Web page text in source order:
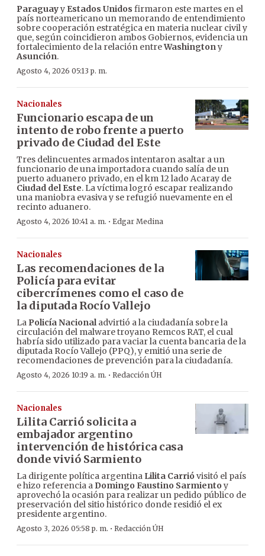
Paraguayy Estados Unidos firmaron este martes en el
país norteamericano un memorando de entendimiento
sobre cooperación estratégica en materia nuclear civil y
que, según coincidieron ambos Gobiernos, evidencia un
fortalecimiento de la relación entreWashingtony
Asunción.
Agosto 4, 2026 05:13 p. m.
Nacionales
Funcionario escapa de un
intento de robo frente a puerto
privado de Ciudad del Este
Tres delincuentes armados intentaron asaltar a un
funcionario de una importadora cuando salía de un
puerto aduanero privado, en el km 12 lado Acaray de
Ciudad del Este. La víctima logró escapar realizando
una maniobra evasiva y se refugió nuevamente en el
recinto aduanero.
Agosto 4, 2026 10:41 a. m. · Edgar Medina
Nacionales
Las recomendaciones de la
Policía para evitar
cibercrímenes como el caso de
la diputada Rocío Vallejo
La Policía Nacionaladvirtió a la ciudadanía sobre la
circulación del malware troyano Remcos RAT, el cual
habría sido utilizado para vaciar la cuenta bancaria de la
diputada Rocío Vallejo (PPQ), y emitió una serie de
recomendaciones de prevención para la ciudadanía.
Agosto 4, 2026 10:19 a. m. · Redacción ÚH
Nacionales
Lilita Carrió solicita a
embajador argentino
intervención de histórica casa
donde vivió Sarmiento
La dirigente política argentina Lilita Carrió visitó el país
e hizo referencia a Domingo Faustino Sarmiento y
aprovechó la ocasión para realizar un pedido público de
preservación del sitio histórico donde residió el ex
presidente argentino.
Agosto 3, 2026 05:58 p. m. · Redacción ÚH